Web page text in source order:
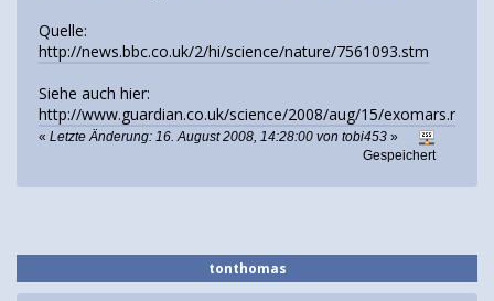
Quelle:
http://news.bbc.co.uk/2/hi/science/nature/7561093.stm
Siehe auch hier:
http://www.guardian.co.uk/science/2008/aug/15/exomars.rover
« Letzte Änderung: 16. August 2008, 14:28:00 von tobi453 »
Gespeichert
tonthomas